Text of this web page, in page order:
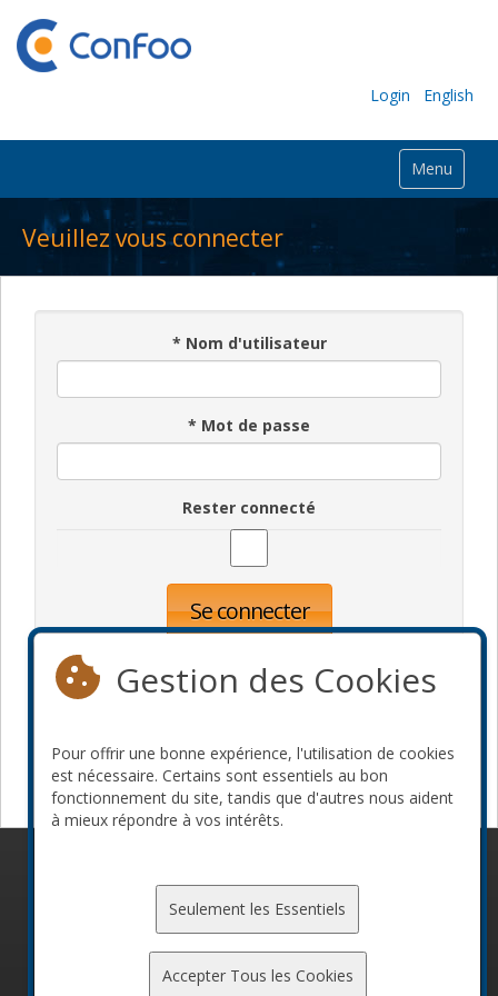
Login English
Menu
Veuillez vous connecter
* Nom d'utilisateur
* Mot de passe
Rester connecté
Se connecter
Devenir commanditaire
Gestion des Cookies
Pour offrir une bonne expérience, l'utilisation de cookies
est nécessaire. Certains sont essentiels au bon
fonctionnement du site, tandis que d'autres nous aident
à mieux répondre à vos intérêts.
Seulement les Essentiels
Accepter Tous les Cookies